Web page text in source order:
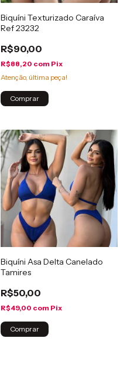
Biquíni Texturizado Caraíva
Ref 23232
R$90,00
R$88,20 com Pix
Atenção, última peça!
Comprar
Biquíni Asa Delta Canelado
Tamires
R$50,00
R$49,00 com Pix
Comprar